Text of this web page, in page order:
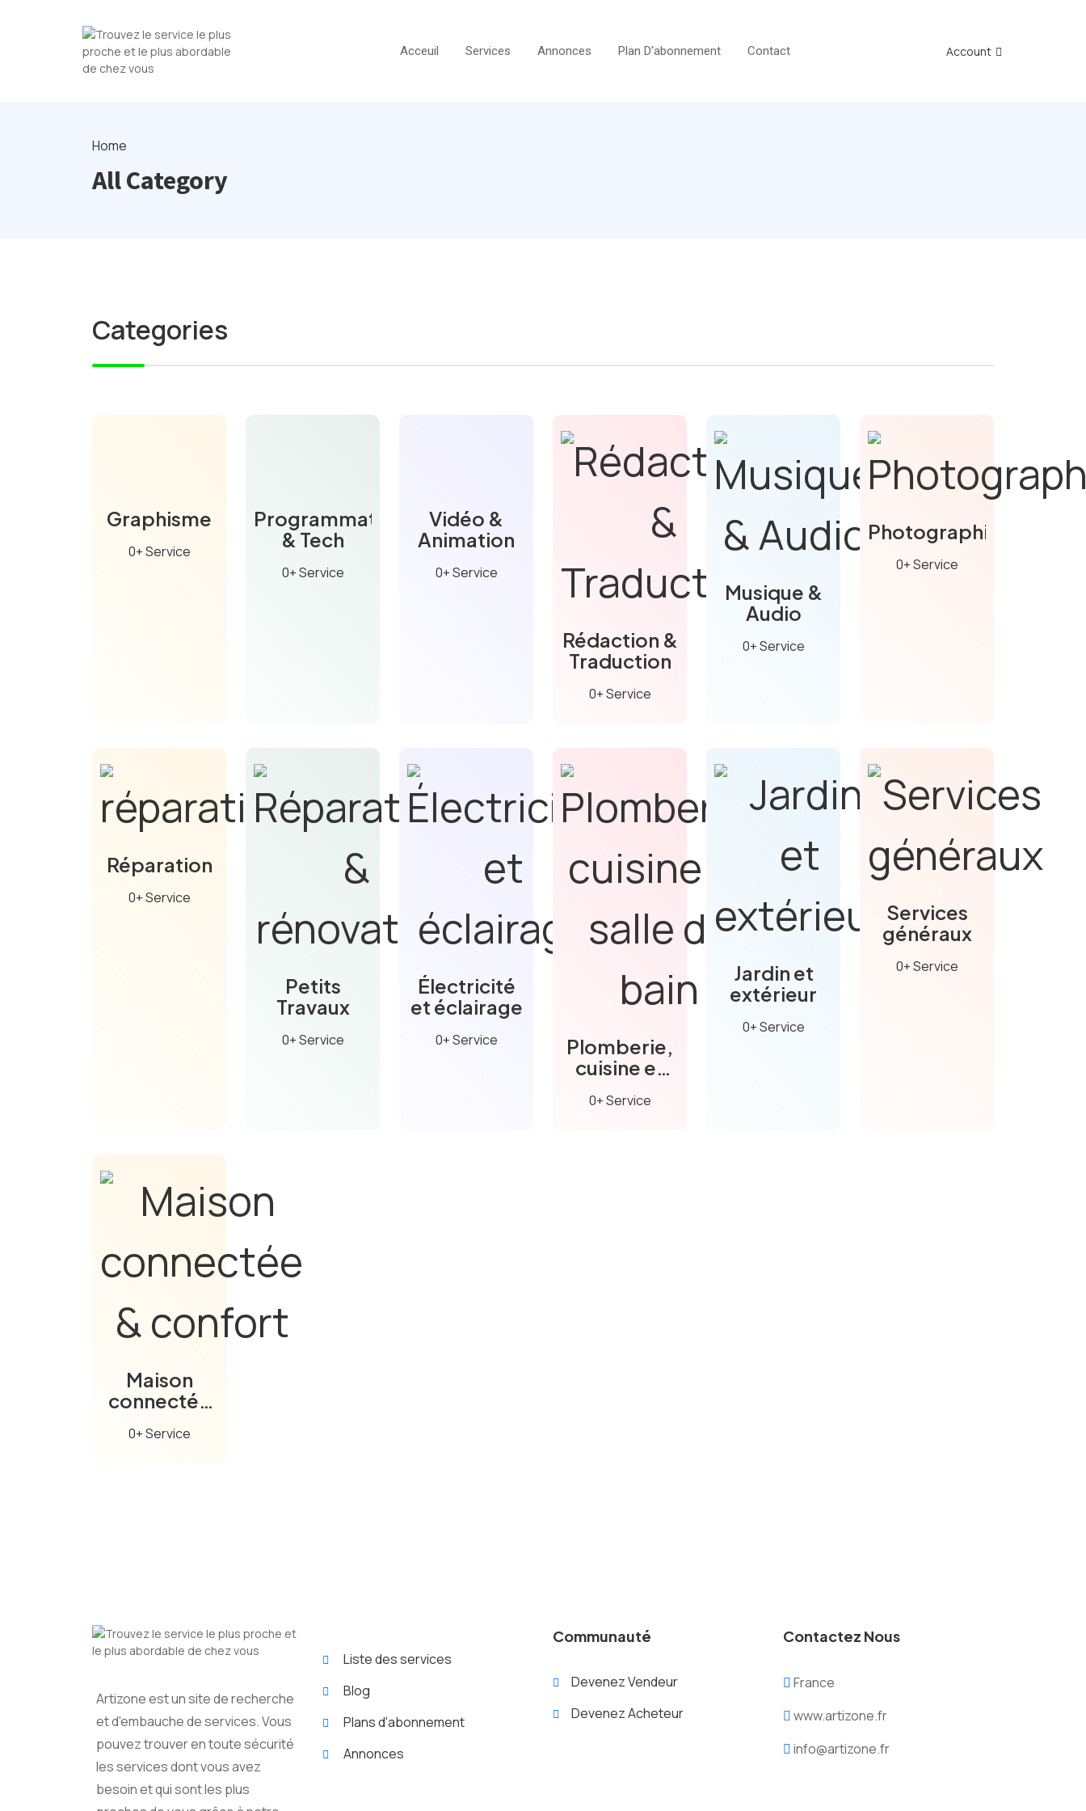
Acceuil Services Annonces Plan D'abonnement Contact Account
Home
All Category
Categories
Graphisme
0+ Service
Programmation
& Tech
0+ Service
Vidéo &
Animation
0+ Service
Rédaction &
Traduction
0+ Service
Musique &
Audio
0+ Service
Photographie
0+ Service
Réparation
0+ Service
Petits
Travaux
0+ Service
Électricité
et éclairage
0+ Service
Plomberie,
cuisine et
0+ Service
Jardin et
extérieur
0+ Service
Services
généraux
0+ Service
Maison
connectée
0+ Service
Artizone est un site de recherche
et d'embauche de services. Vous
pouvez trouver en toute sécurité
les services dont vous avez
besoin et qui sont les plus
Liste des services
Blog
Plans d'abonnement
Annonces
Communauté
Devenez Vendeur
Devenez Acheteur
Contactez Nous
France
www.artizone.fr
info@artizone.fr